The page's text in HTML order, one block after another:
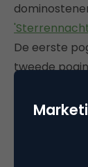
De eerste
tweede
zoals je in
keer